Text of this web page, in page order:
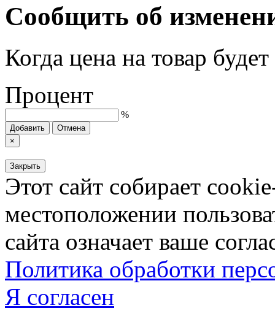
Сообщить об
Когда цена на товар
Процент
%
Добавить
Отмена
×
Закрыть
Этот сайт собирает
местоположении
сайта означает ваше
Политика обработки
Я согласен